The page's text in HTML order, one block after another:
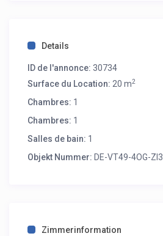
Details
ID de l'annonce: 30734
Surface du Location: 20 m2
Chambres: 1
Chambres: 1
Salles de bain: 1
Objekt Nummer: DE-VT49-4OG-ZI3
Zimmerinformation